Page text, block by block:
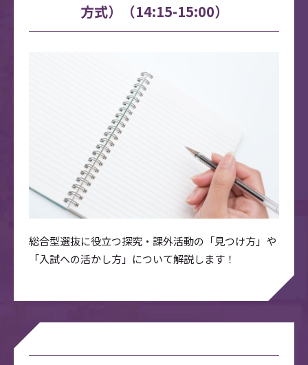
方式）（14:15-15:00）
総合型選抜に役立つ探究・課外活動の「見つけ方」や
「入試への活かし方」について解説します！